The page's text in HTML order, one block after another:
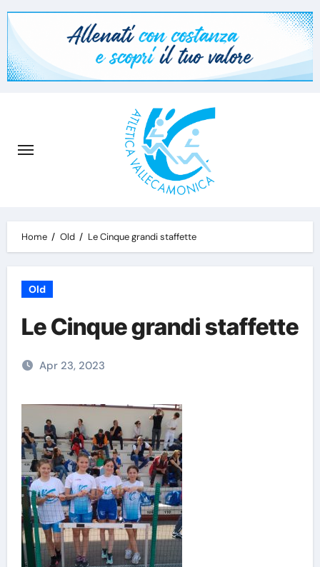
Skip
content
Home Old Le Cinque grandi staffette
Old
Le Cinque grandi staffette
Apr 23, 2023